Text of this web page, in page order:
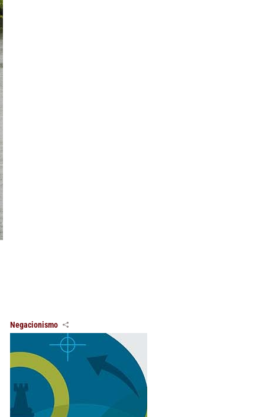
Negacionismo